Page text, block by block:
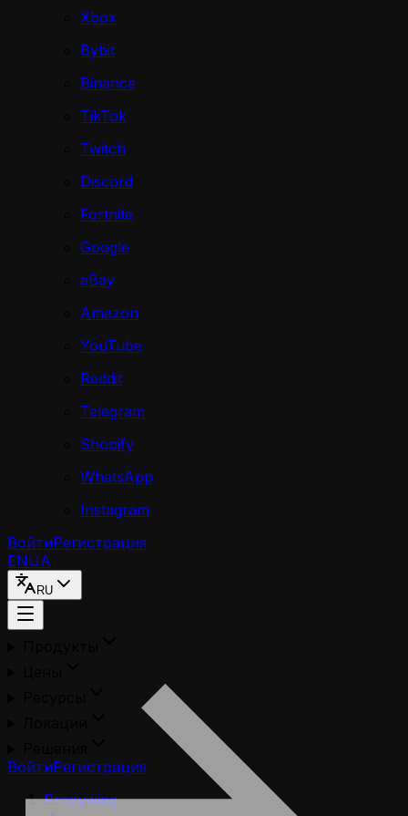
Xbox
Bybit
Binance
TikTok
Twitch
Discord
Fortnite
Google
eBay
Amazon
YouTube
Reddit
Telegram
Shopify
WhatsApp
Instagram
ВойтиРегистрация
ENUA
RU
ВойтиРегистрация
Proxywing